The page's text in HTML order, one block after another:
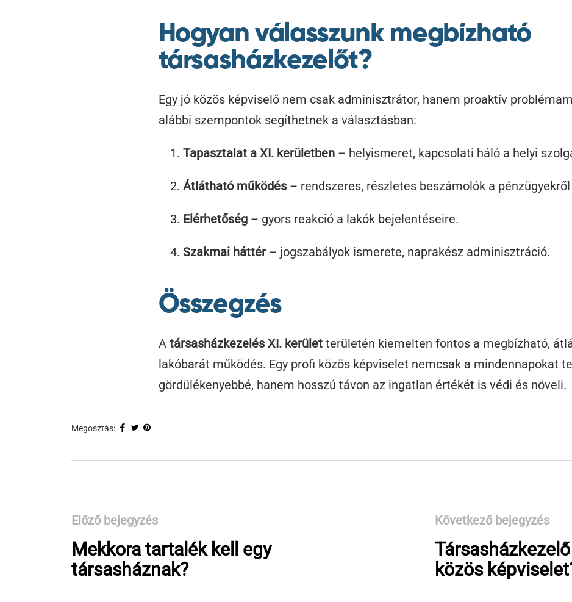
Hogyan válasszunk megbízható
társasházkezelőt?
Egy jó közös képviselő nem csak adminisztrátor, hanem proaktív
alábbi szempontok segíthetnek a választásban:
Tapasztalat a XI. kerületben– helyismeret, kapcsolati háló a helyi
Átlátható működés– rendszeres, részletes beszámolók a
Elérhetőség– gyors reakció a lakók bejelentéseire.
Szakmai háttér– jogszabályok ismerete, naprakész adminisztráció.
Összegzés
A társasházkezelés XI. kerületterületén kiemelten fontos a megbízható,
lakóbarát működés. Egy profi közös képviselet nemcsak a mindennapokat
gördülékenyebbé, hanem hosszú távon az ingatlan értékét is védi és növeli.
Megosztás:
Előző bejegyzés
Mekkora tartalék kell egy
társasháznak?
Következő bejegyzés
közös